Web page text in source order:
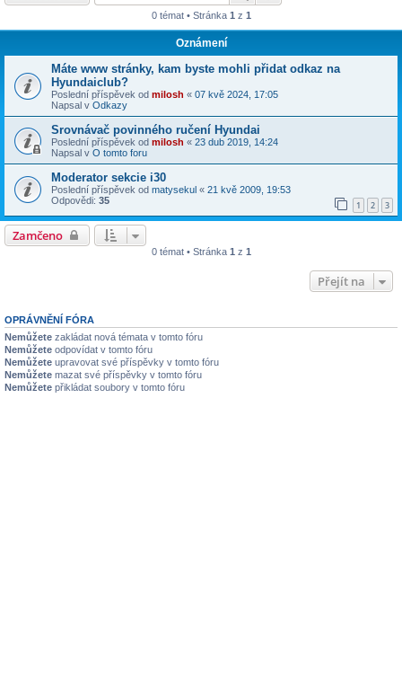
0 témat • Stránka 1 z 1
Oznámení
Máte www stránky, kam byste mohli přidat odkaz na
Hyundaiclub?
Poslední příspěvek od milosh « 07 kvě 2024, 17:05
Napsal v Odkazy
Srovnávač povinného ručení Hyundai
Poslední příspěvek od milosh « 23 dub 2019, 14:24
Napsal v O tomto foru
Moderator sekcie i30
Poslední příspěvek od matysekul « 21 kvě 2009, 19:53
Odpovědi: 35 1 2 3
Zamčeno
0 témat • Stránka 1 z 1
Přejít na
OPRÁVNĚNÍ FÓRA
Nemůžete zakládat nová témata v tomto fóru
Nemůžete odpovídat v tomto fóru
Nemůžete upravovat své příspěvky v tomto fóru
Nemůžete mazat své příspěvky v tomto fóru
Nemůžete přikládat soubory v tomto fóru